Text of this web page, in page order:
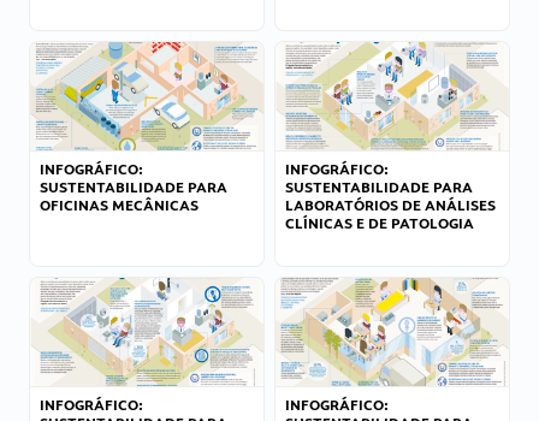
INFOGRÁFICO:
SUSTENTABILIDADE PARA
OFICINAS MECÂNICAS
INFOGRÁFICO:
SUSTENTABILIDADE PARA
LABORATÓRIOS DE ANÁLISES
CLÍNICAS E DE PATOLOGIA
INFOGRÁFICO:
INFOGRÁFICO: